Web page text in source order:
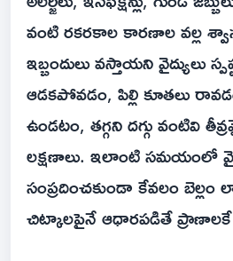
వంటి రకరకాల కారణాల వల్ల
ఇబ్బందులు వస్తాయని వైద్యులు
ఆడకపోవడం, పిల్లి కూతలు
ఉండటం, తగ్గని దగ్గు వంటివి
లక్షణాలు. ఇలాంటి సమయంలో
సంప్రదించకుండా కేవలం
చిట్కాలపైనే ఆధారపడితే ప్రాణాలకే